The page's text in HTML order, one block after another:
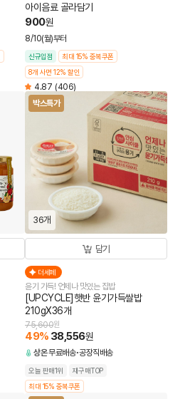
아이음료 골라담기
900원
8/10(월)부터
신규입점
최대 15% 중복쿠폰
8개 사면 12% 할인
4.87 (406)
박스특가
36개
담기
더세페
윤기 가득! 언제나 맛있는 집밥
[UPCYCLE]햇반 윤기가득쌀밥
210gX36개
75,600원
49% 38,556원
상온무료배송 공장직배송
오늘 판매1위
재구매TOP
최대 15% 중복쿠폰